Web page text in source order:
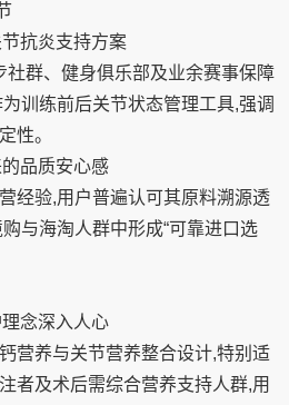
抗炎支持方案
社群、健身俱乐部及业余赛事保障
训练前后关节状态管理工具,强调
性。
品质安心感
经验,用户普遍认可其原料溯源透
与海淘人群中形成“可靠进口选
念深入人心
营养与关节营养整合设计,特别适
者及术后需综合营养支持人群,用